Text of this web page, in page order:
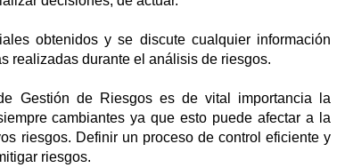
obtenidos y se discute cualquier información
realizadas durante el análisis de riesgos.
Gestión de Riesgos es de vital importancia la
cambiantes ya que esto puede afectar a la
riesgos. Definir un proceso de control eficiente y
riesgos.